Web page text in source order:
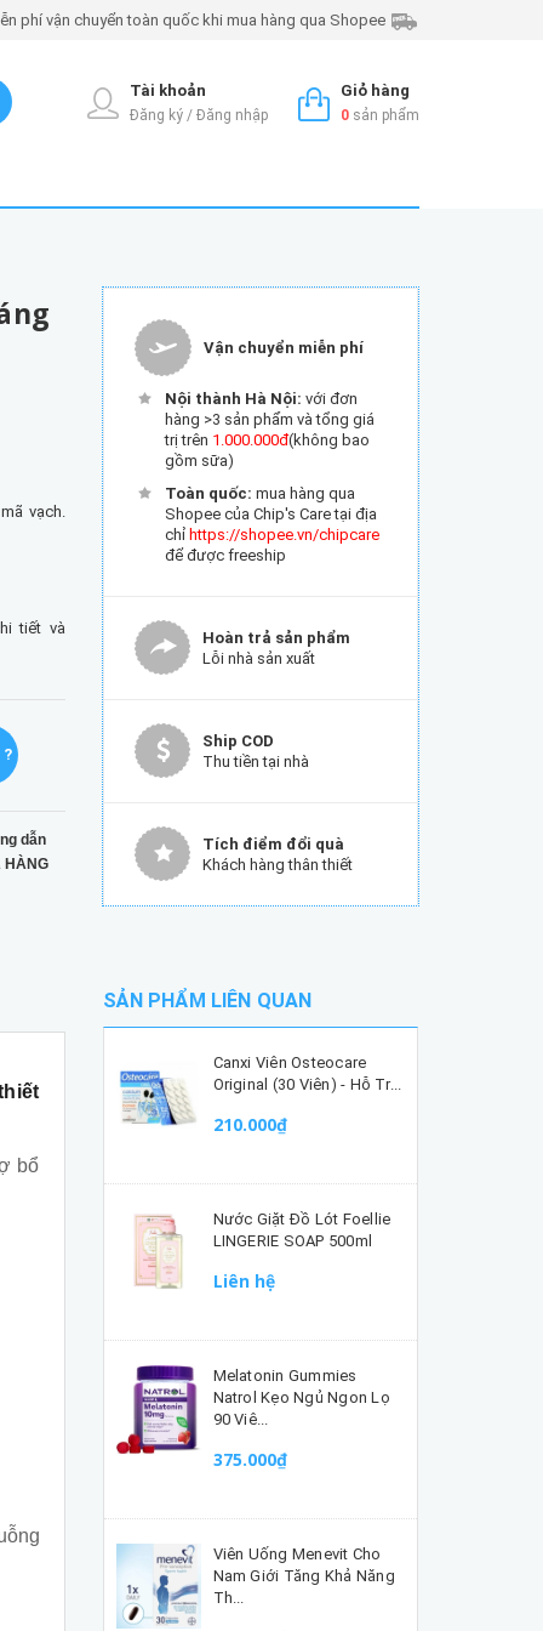
phí vận chuyển toàn quốc khi mua hàng qua Shopee
Giỏ hàng
0 sản phẩm
Tài khoản
Đăng ký / Đăng nhập
vạch.
tiết và
?
dẫn
HÀNG
Vận chuyển miễn phí
Nội thành Hà Nội: với đơn
hàng >3 sản phẩm và tổng giá
trị trên 1.000.000đ(không bao
gồm sữa)
Toàn quốc: mua hàng qua
Shopee của Chip's Care tại địa
chỉ https://shopee.vn/chipcare
để được freeship
Hoàn trả sản phẩm
Lỗi nhà sản xuất
Ship COD
Thu tiền tại nhà
Tích điểm đổi quà
Khách hàng thân thiết
bổ
SẢN PHẨM LIÊN QUAN
Canxi Viên Osteocare
Original (30 Viên) - Hỗ Tr...
210.000₫
Nước Giặt Đồ Lót Foellie
LINGERIE SOAP 500ml
Liên hệ
Melatonin Gummies
Natrol Kẹo Ngủ Ngon Lọ
90 Viê...
375.000₫
Viên Uống Menevit Cho
Nam Giới Tăng Khả Năng
Th...